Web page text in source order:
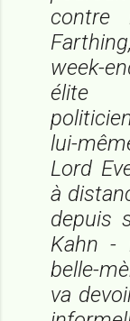
contre
week-
élite
lui-
Lord
à
depuis
Kahn -
belle-
va